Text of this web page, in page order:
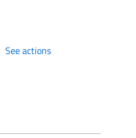
See actions